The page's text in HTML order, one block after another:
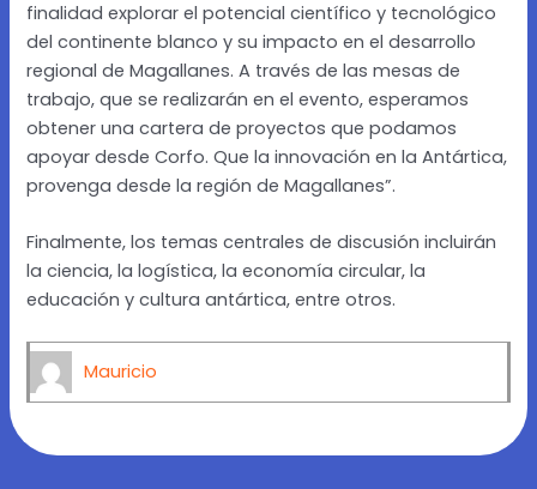
finalidad explorar el potencial científico y tecnológico
del continente blanco y su impacto en el desarrollo
regional de Magallanes. A través de las mesas de
trabajo, que se realizarán en el evento, esperamos
obtener una cartera de proyectos que podamos
apoyar desde Corfo. Que la innovación en la Antártica,
provenga desde la región de Magallanes”.
Finalmente, los temas centrales de discusión incluirán
la ciencia, la logística, la economía circular, la
educación y cultura antártica, entre otros.
Mauricio